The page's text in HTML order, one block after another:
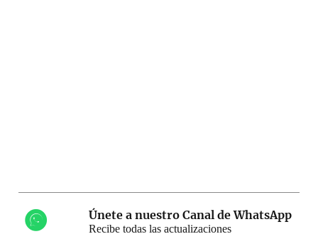
Únete a nuestro Canal de WhatsApp
Recibe todas las actualizaciones